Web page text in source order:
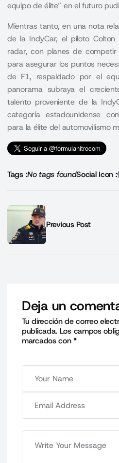
equipo de élite” en el futuro
Mientras tanto, en una nota
de la IndyCar, el piloto
radar, con planes de
para asegurar los puntos
de F1, respaldado por el
panorama subraya el
talento proveniente de la
categoría estadounidense
para la élite del automovilismo
Tags :No tags foundSocial Icon :
Previous Post
Deja un
Tu dirección de correo
publicada. Los campos
marcados con*